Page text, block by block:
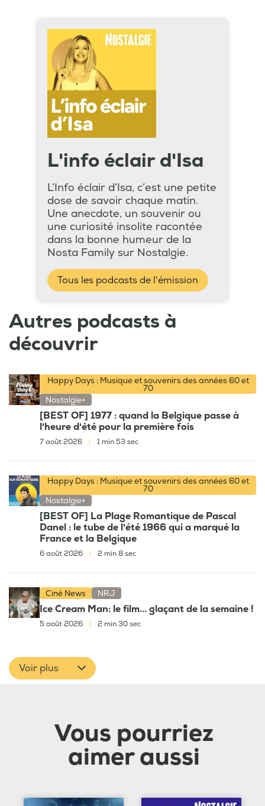
L'info éclair d'Isa
L’Info éclair d’Isa, c’est une petite
dose de savoir chaque matin.
Une anecdote, un souvenir ou
une curiosité insolite racontée
dans la bonne humeur de la
Nosta Family sur Nostalgie.
Tous les podcasts de l'émission
Autres podcasts à
découvrir
Happy Days : Musique et souvenirs des années 60 et
70
Nostalgie+
[BEST OF] 1977 : quand la Belgique passe à
l'heure d'été pour la première fois
7 août 2026 1 min 53 sec
Happy Days : Musique et souvenirs des années 60 et
70
Nostalgie+
[BEST OF] La Plage Romantique de Pascal
Danel : le tube de l'été 1966 qui a marqué la
France et la Belgique
6 août 2026 2 min 8 sec
Ciné News NRJ
Ice Cream Man: le film... glaçant de la semaine !
5 août 2026 2 min 30 sec
Voir plus
Vous pourriez
aimer aussi